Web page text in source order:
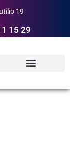
19
15 29